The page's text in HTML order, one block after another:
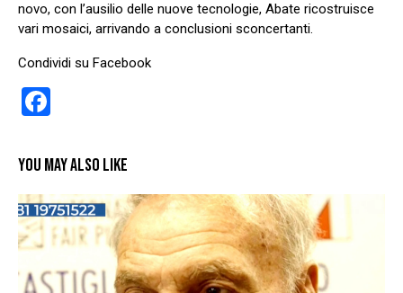
novo, con l’ausilio delle nuove tecnologie, Abate ricostruisce
vari mosaici, arrivando a conclusioni sconcertanti.
Condividi su Facebook
ce
b
o
o
k
YOU MAY ALSO LIKE